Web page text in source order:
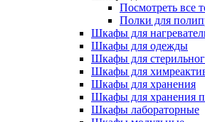
Посмотреть все
Полки для
Шкафы для
Шкафы для одежды
Шкафы для
Шкафы для
Шкафы для хранения
Шкафы для хранения
Шкафы лабораторные